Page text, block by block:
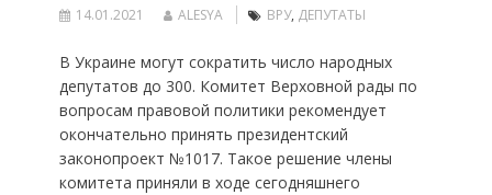
14.01.2021 ALESYA ВРУ, ДЕПУТАТЫ
В Украине могут сократить число народных
депутатов до 300. Комитет Верховной рады по
вопросам правовой политики рекомендует
окончательно принять президентский
законопроект №1017. Такое решение члены
комитета приняли в ходе сегодняшнего